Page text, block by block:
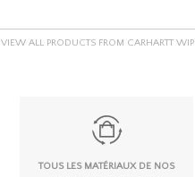
VIEW ALL PRODUCTS FROM CARHARTT WIP
TOUS LES MATÉRIAUX DE NOS